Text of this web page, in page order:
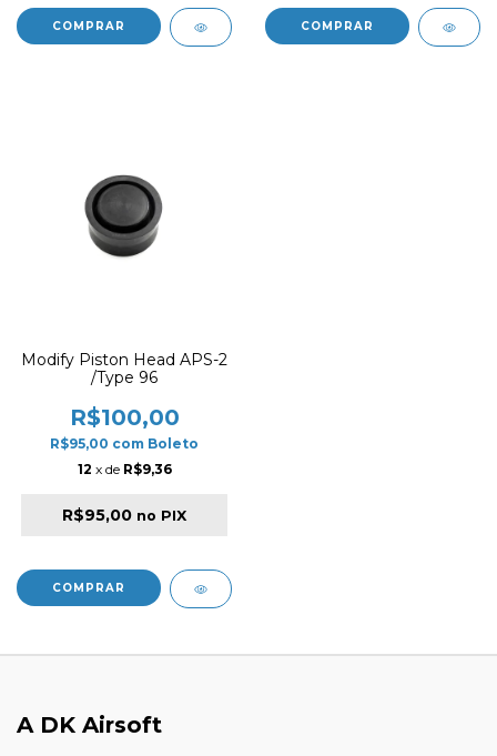
Modify Piston Head APS-2
/Type 96
R$100,00
R$95,00 com Boleto
12 x de R$9,36
R$95,00 no PIX
A DK Airsoft